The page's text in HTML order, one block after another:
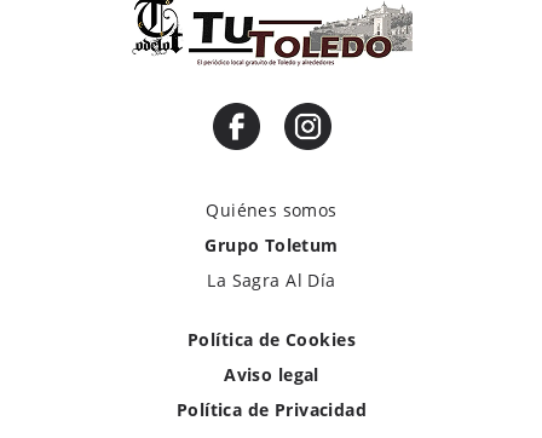
Quiénes somos
Grupo Toletum
La Sagra Al Día
Política de Cookies
Aviso legal
Política de Privacidad